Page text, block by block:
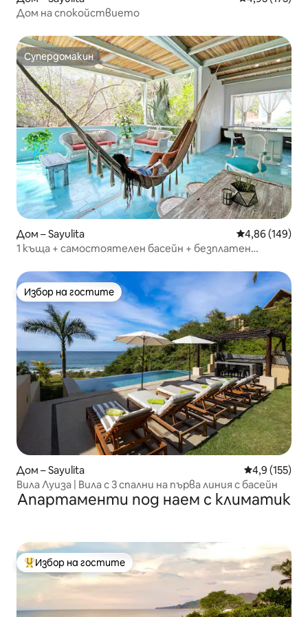
Дом на спокойствието
Супердомакин
Супердомакин
Дом – Sayulita Средна
4,86 (149)
1 къща + самостоятелен басейн + безплатен
Избор на гостите
Избор на гостите
Дом – Sayulita Средна
4,9 (155)
Вила Луиза | Вила с 3 спални на първа линия с басейн
Апартаменти под наем с климатик
Най-популярен избор на гостите
Избор на гостите